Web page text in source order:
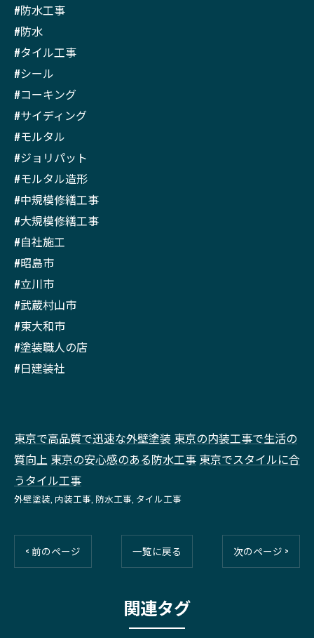
#防水工事
#防水
#タイル工事
#シール
#コーキング
#サイディング
#モルタル
#ジョリパット
#モルタル造形
#中規模修繕工事
#大規模修繕工事
#自社施工
#昭島市
#立川市
#武蔵村山市
#東大和市
#塗装職人の店
#日建装社
東京で高品質で迅速な外壁塗装 東京の内装工事で生活の
質向上 東京の安心感のある防水工事 東京でスタイルに合
うタイル工事
外壁塗装 内装工事 防水工事 タイル工事
< 前のページ 一覧に戻る 次のページ >
関連タグ